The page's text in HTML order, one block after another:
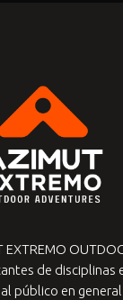
EXTREMO
de disciplinas
público en